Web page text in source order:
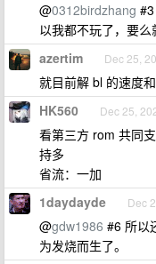
@0312birdzhang
以我都不玩了，要么
azertim Dec 25,
就目前解 bl 的速度
HK560 Dec 25,
看第三方 rom 共同
持多
省流：一加
1daydayde Dec
@gdw1986 #6 所以
为发烧而生了。